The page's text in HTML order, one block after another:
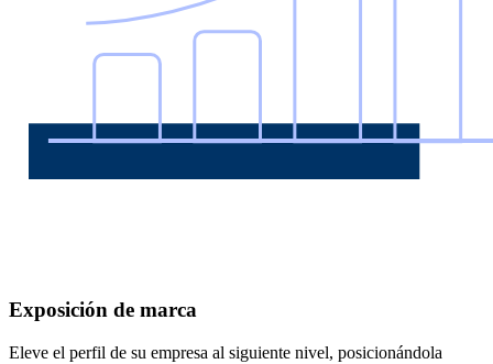
Exposición de marca
Eleve el perfil de su empresa al siguiente nivel, posicionándola